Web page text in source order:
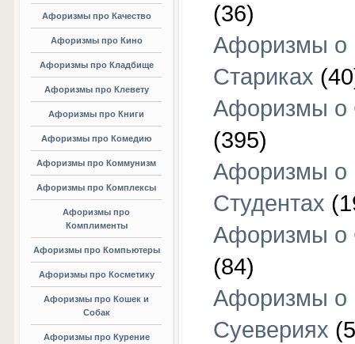
Афоризмы про Качество
Афоризмы про Кино
Афоризмы про Кладбище
Афоризмы про Клевету
Афоризмы про Книги
Афоризмы про Комедию
Афоризмы про Коммунизм
Афоризмы про Комплексы
Афоризмы про
Комплименты
Афоризмы про Компьютеры
Афоризмы про Косметику
Афоризмы про Кошек и
Собак
Афоризмы про Курение
(36)
Афоризмы о
Стариках
Афоризмы о
(395)
Афоризмы о
Студентах
Афоризмы о
(84)
Афоризмы о
Суевериях